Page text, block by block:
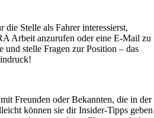
Stelle als Fahrer interessierst,
Arbeit anzurufen oder eine E-Mail zu
und stelle Fragen zur Position – das
Freunden oder Bekannten, die in der
können sie dir Insider-Tipps geben